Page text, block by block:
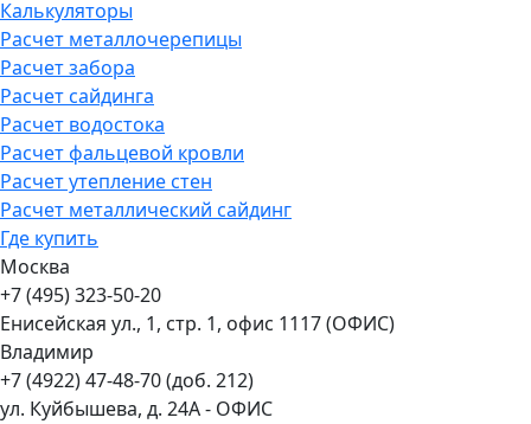
Калькуляторы
Расчет металлочерепицы
Расчет забора
Расчет сайдинга
Расчет водостока
Расчет фальцевой кровли
Расчет утепление стен
Расчет металлический сайдинг
Где купить
Москва
+7 (495) 323-50-20
Енисейская ул., 1, стр. 1, офис 1117 (ОФИС)
Владимир
+7 (4922) 47-48-70 (доб. 212)
ул. Куйбышева, д. 24А - ОФИС